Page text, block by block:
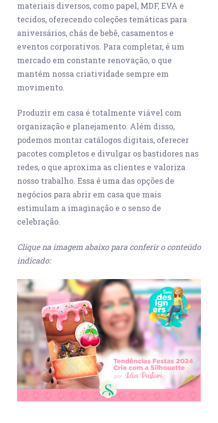
materiais diversos, como papel, MDF, EVA e
tecidos, oferecendo coleções temáticas para
aniversários, chás de bebê, casamentos e
eventos corporativos. Para completar, é um
mercado em constante renovação, o que
mantém nossa criatividade sempre em
movimento.
Produzir em casa é totalmente viável com
organização e planejamento. Além disso,
podemos montar catálogos digitais, oferecer
pacotes completos e divulgar os bastidores nas
redes, o que aproxima as clientes e valoriza
nosso trabalho. Essa é uma das opções de
negócios para abrir em casa que mais
estimulam a imaginação e o senso de
celebração.
Clique na imagem abaixo para conferir o conteúdo
indicado: